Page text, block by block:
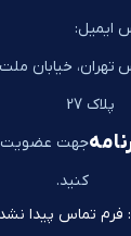
ایمیل:
تهران، خیابان
پلاک 27
جهت عضویت
کنید.
فرم تماس پیدا